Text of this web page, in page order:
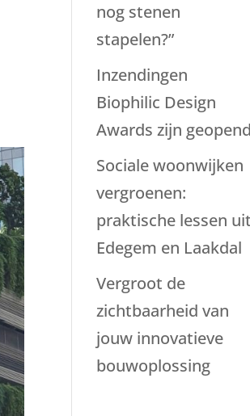
nog stenen
stapelen?”
Inzendingen
Biophilic Design
Awards zijn geopend
Sociale woonwijken
vergroenen:
praktische lessen uit
Edegem en Laakdal
Vergroot de
zichtbaarheid van
jouw innovatieve
bouwoplossing